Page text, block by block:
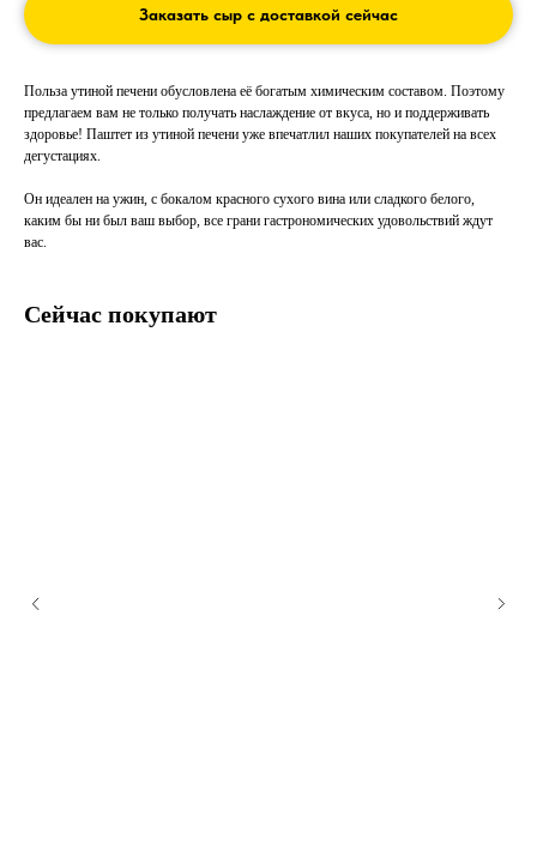
Заказать сыр с доставкой сейчас
Польза утиной печени обусловлена её богатым химическим составом. Поэтому
предлагаем вам не только получать наслаждение от вкуса, но и поддерживать
здоровье! Паштет из утиной печени уже впечатлил наших покупателей на всех
дегустациях.
Он идеален на ужин, с бокалом красного сухого вина или сладкого белого,
каким бы ни был ваш выбор, все грани гастрономических удовольствий ждут
вас.
Сейчас покупают